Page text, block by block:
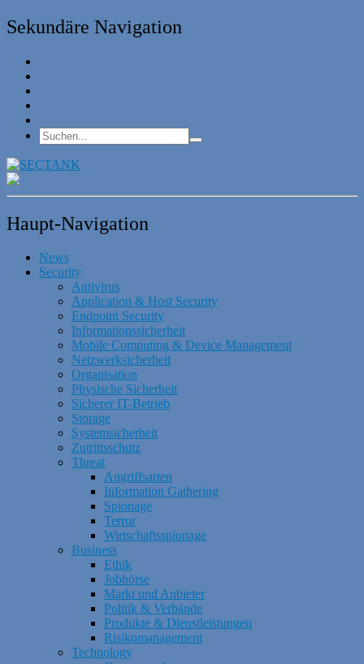
Sekundäre Navigation
Haupt-Navigation
News
Security
Antivirus
Application & Host Security
Endpoint Security
Informationssicherheit
Mobile Computing & Device Management
Netzwerksicherheit
Organisation
Physische Sicherheit
Sicherer IT-Betrieb
Storage
Systemsicherheit
Zutrittsschutz
Threat
Angriffsarten
Information Gathering
Spionage
Terror
Wirtschaftsspionage
Business
Ethik
Jobbörse
Markt und Anbieter
Politik & Verbände
Produkte & Dienstleistungen
Risikomanagement
Technology